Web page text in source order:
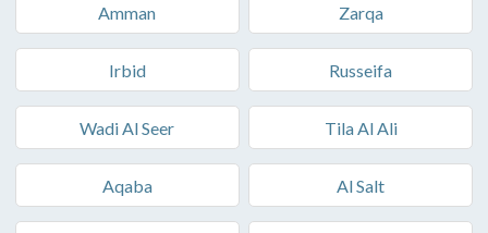
Amman Zarqa
Irbid Russeifa
Wadi Al Seer Tila Al Ali
Aqaba Al Salt